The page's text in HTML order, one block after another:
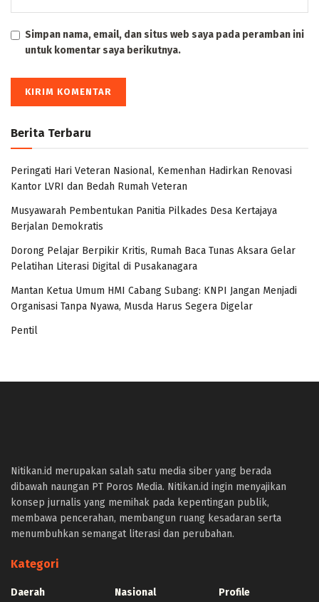
Simpan nama, email, dan situs web saya pada peramban ini
untuk komentar saya berikutnya.
Berita Terbaru
Peringati Hari Veteran Nasional, Kemenhan Hadirkan Renovasi
Kantor LVRI dan Bedah Rumah Veteran
Musyawarah Pembentukan Panitia Pilkades Desa Kertajaya
Berjalan Demokratis
Dorong Pelajar Berpikir Kritis, Rumah Baca Tunas Aksara Gelar
Pelatihan Literasi Digital di Pusakanagara
Mantan Ketua Umum HMI Cabang Subang: KNPI Jangan Menjadi
Organisasi Tanpa Nyawa, Musda Harus Segera Digelar
Pentil
slot scatter hitam
https://protuning.id/
https://ptnobelindonesia.com/
https://okegas.id/
https://dukcapil.selumakab.go.id/
https://store.scuto.co.id/wp-content/products/
https://selumakab.go.id/
https://dukcapil.selumakab.go.id/duta777/
https://krakatauniaga.co.id/run/
Nitikan.id merupakan salah satu media siber yang berada
dibawah naungan PT Poros Media. Nitikan.id ingin menyajikan
konsep jurnalis yang memihak pada kepentingan publik,
membawa pencerahan, membangun ruang kesadaran serta
menumbuhkan semangat literasi dan perubahan.
Kategori
Daerah Nasional Profile